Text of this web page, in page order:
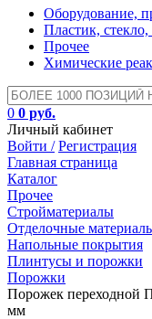
Оборудование,
Пластик,
Прочее
Химические
0 0 руб.
Личный кабинет
Войти / Регистрация
Главная страница
Каталог
Прочее
Стройматериалы
Отделочные
Напольные покрытия
Плинтусы и порожки
Порожки
Порожек переходной
мм